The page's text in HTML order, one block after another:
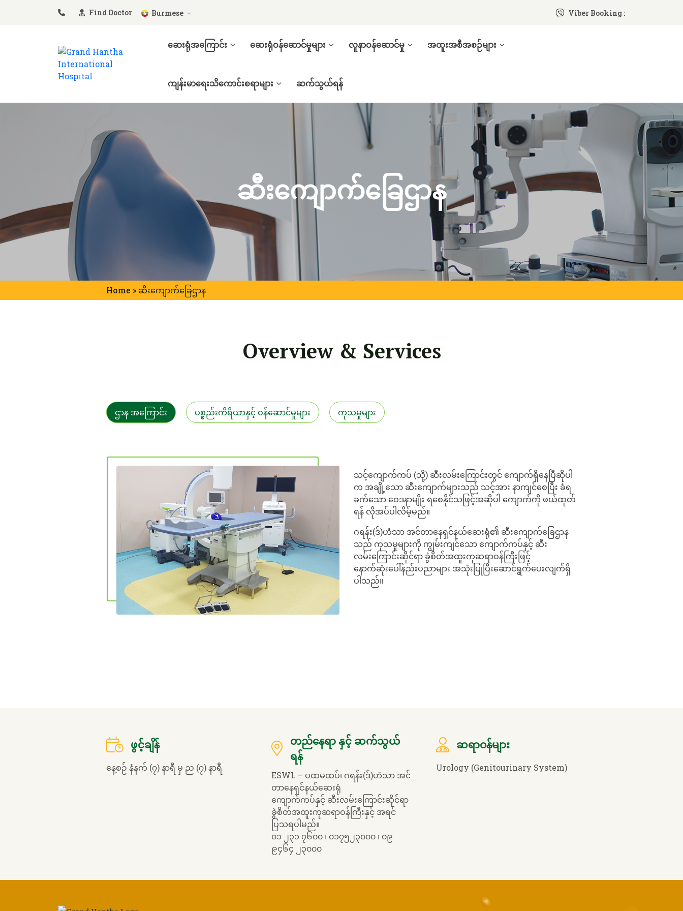
Find Doctor Burmese Viber Booking :
ဆေးရုံအကြောင်း ဆေးရုံဝန်ဆောင်မှုများ လူနာဝန်ဆောင်မှု အထူးအစီအစဉ်များ
ကျန်းမာရေးသိကောင်းစရာများ ဆက်သွယ်ရန်
ဆီးကျောက်ခြေဌာန
Home » ဆီးကျောက်ခြေဌာန
Overview & Services
ဌာန အကြောင်း ပစ္စည်းကိရိယာနှင့် ဝန်ဆောင်မှုများ ကုသမှုများ
သင့်ကျောက်ကပ် (သို့) ဆီးလမ်းကြောင်းတွင် ကျောက်ရှိနေပြီဆိုပါ
က အချို့သော ဆီးကျောက်များသည် သင့်အား နာကျင်စေပြီး ခံရ
ခက်သော ဝေဒနာမျိုး ရစေနိုင်သဖြင့်အဆိုပါ ကျောက်ကို ဖယ်ထုတ်
ရန် လိုအပ်ပါလိမ့်မည်။
ဂရန်း(ဒ်)ဟံသာ အင်တာနေရှင်နယ်ဆေးရုံ၏ ဆီးကျောက်ခြေဌာန
သည် ကုသမှုများကို ကျွမ်းကျင်သော ကျောက်ကပ်နှင့် ဆီး
လမ်းကြောင်းဆိုင်ရာ ခွဲစိတ်အထူးကုဆရာဝန်ကြီးဖြင့်
နောက်ဆုံးပေါ်နည်းပညာများ အသုံးပြုပြီးဆောင်ရွက်ပေးလျက်ရှိ
ပါသည်။
ဖွင့်ချိန်
နေ့စဉ် နံနက် (၇) နာရီ မှ ည (၇) နာရီ
တည်နေရာ နှင့် ဆက်သွယ်
ရန်
ESWL – ပထမထပ်၊ ဂရန်း(ဒ်)ဟံသာ အင်
တာနေရှင်နယ်ဆေးရုံ
ကျောက်ကပ်နှင့် ဆီးလမ်းကြောင်းဆိုင်ရာ
ခွဲစိတ်အထူးကုဆရာဝန်ကြီးနှင့် အရင်
ပြသရပါမည်။
၀၁ ၂၃၁ ၇၆၀၀ ၊ ၀၁၇၅၂၃၀၀၀ ၊ ၀၉
၉၄၆၄ ၂၃၀၀၀
ဆရာဝန်များ
Urology (Genitourinary System)